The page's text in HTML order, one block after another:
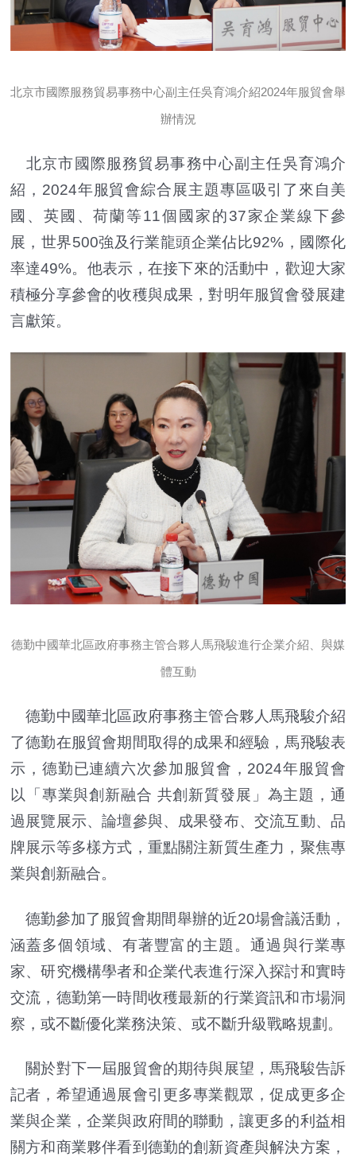
北京市國際服務貿易事務中心副主任吳育鴻介紹2024年服貿會舉
辦情況
北京市國際服務貿易事務中心副主任吳育鴻介
紹，2024年服貿會綜合展主題專區吸引了來自美
國、英國、荷蘭等11個國家的37家企業線下參
展，世界500強及行業龍頭企業佔比92%，國際化
率達49%。他表示，在接下來的活動中，歡迎大家
積極分享參會的收穫與成果，對明年服貿會發展建
言獻策。
德勤中國華北區政府事務主管合夥人馬飛駿進行企業介紹、與媒
體互動
德勤中國華北區政府事務主管合夥人馬飛駿介紹
了德勤在服貿會期間取得的成果和經驗，馬飛駿表
示，德勤已連續六次參加服貿會，2024年服貿會
以「專業與創新融合 共創新質發展」為主題，通
過展覽展示、論壇參與、成果發布、交流互動、品
牌展示等多樣方式，重點關注新質生產力，聚焦專
業與創新融合。
德勤參加了服貿會期間舉辦的近20場會議活動，
涵蓋多個領域、有著豐富的主題。通過與行業專
家、研究機構學者和企業代表進行深入探討和實時
交流，德勤第一時間收穫最新的行業資訊和市場洞
察，或不斷優化業務決策、或不斷升級戰略規劃。
關於對下一屆服貿會的期待與展望，馬飛駿告訴
記者，希望通過展會引更多專業觀眾，促成更多企
業與企業，企業與政府間的聯動，讓更多的利益相
關方和商業夥伴看到德勤的創新資產與解決方案，